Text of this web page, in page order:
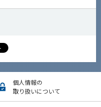
個人情報の
取り扱いについて